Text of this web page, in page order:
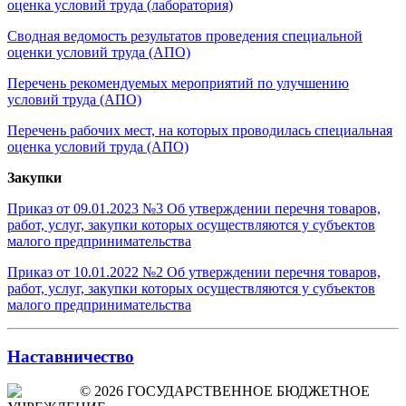
оценка условий труда (лаборатория)
Сводная ведомость результатов проведения специальной
оценки условий труда (АПО)
Перечень рекомендуемых мероприятий по улучшению
условий труда (АПО)
Перечень рабочих мест, на которых проводилась специальная
оценка условий труда (АПО)
Закупки
Приказ от 09.01.2023 №3 Об утверждении перечня товаров,
работ, услуг, закупки которых осуществляются у субъектов
малого предпринимательства
Приказ от 10.01.2022 №2 Об утверждении перечня товаров,
работ, услуг, закупки которых осуществляются у субъектов
малого предпринимательства
Наставничество
© 2026 ГОСУДАРСТВЕННОЕ БЮДЖЕТНОЕ